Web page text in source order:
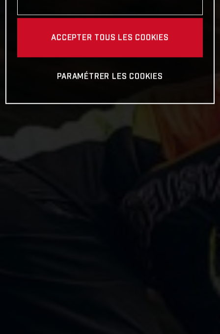
ACCEPTER TOUS LES COOKIES
PARAMÉTRER LES COOKIES